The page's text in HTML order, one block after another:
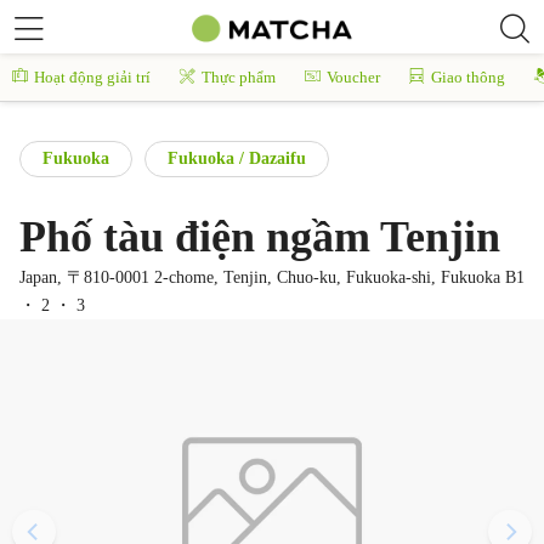
Hoạt động giải trí Thực phẩm Voucher Giao thông
Fukuoka Fukuoka / Dazaifu
Phố tàu điện ngầm Tenjin
Japan, 〒810-0001 2-chome, Tenjin, Chuo-ku, Fukuoka-shi, Fukuoka B1
・ 2 ・ 3